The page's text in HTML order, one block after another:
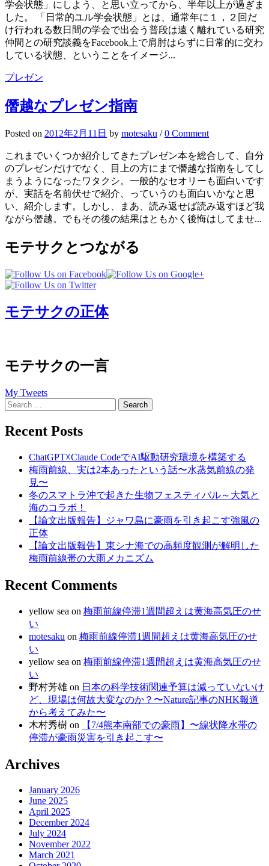
学会状態」にしよう、と思い立ってから、半年以上が過ぎま
した。 「日常的ユル学会状態」とは、通常年に１，２回だ
け行われる数日間の学会で出会う普段は遠く離れている研究
仲間との研究談義をFacebook上で肩肘はらずに日常的に交わ
している状態、ということをイメージ...
プレゼン
僭越なプレゼン指南
Posted on 2012年2月11日 by motesaku /0 Comment
これまでいくつか紹介してきたプレゼン本を総合して、自分
のプレゼンだけでなく、目上の方にまで僭越な指南をしてし
まうようになったワタクシ。一般的なセオリーも面白いです
が、実話を名前伏せで紹介、っていうのも面白いかなと思
い、紹介します。しかし、まあ、読み返せば読み返すほど我
ながら僭越。でもその後の結果はともかく後悔はしてませ...
モテサクとつながる
モテサクの正体
モテサクの一言
My Tweets
Search
for:
Recent Posts
ChatGPT☓Claude CodeでAI駆動研究環境を構築する
梅雨前線、実は2本あったという話〜水蒸気前線の発
見〜
冬のスマトラ沖で起きた生物フェスティバル～大気と
海のコラボ！
【論文出版報告】ジャワ島に豪雨を引き起こす強風の
正体
【論文出版報告】東シナ海での高頻度観測が解明した
梅雨前線帯の大雨メカニズム
Recent Comments
yellow sea on 梅雨前線停滞1週間超えは黄海高気圧のせ
い
motesaku on 梅雨前線停滞1週間超えは黄海高気圧のせ
い
yellow sea on 梅雨前線停滞1週間超えは黄海高気圧のせ
い
野村芳雄 on 日本の科学技術関連予算は減っていないけ
ど、現場は何故大変なのか？〜Nature記事のNHK報道
から考えてみた〜
木村秀樹 on
【7/4熊本南部での豪雨】〜線状降水帯の
停滞が豪雨災害を引き起こす〜
Archives
January 2026
June 2025
April 2025
December 2024
July 2024
November 2022
March 2021